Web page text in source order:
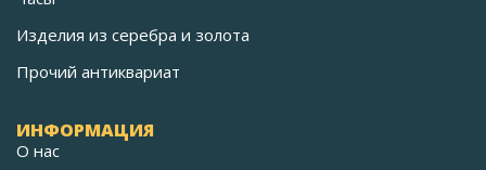
Изделия из серебра и золота
Прочий антиквариат
ИНФОРМАЦИЯ
О нас